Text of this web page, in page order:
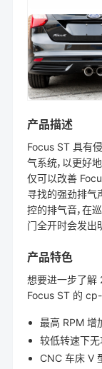
产品描述
Focus ST 具有
气系统，以更好
仅可以改善
寻找的强劲排气
控的排气音，在
门全开时会发出
产品特色
想要进一步了解
Focus ST 的
最高 RPM 增
较低转速下
CNC 车床 V